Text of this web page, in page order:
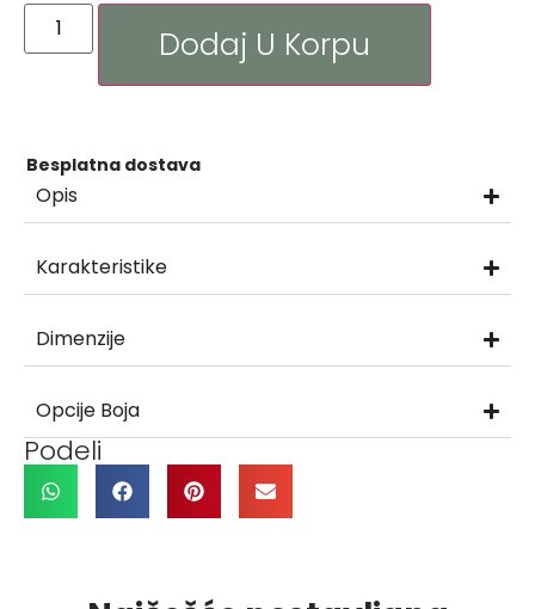
Dodaj U Korpu
Besplatna dostava
Opis
Karakteristike
Dimenzije
Opcije Boja
Podeli